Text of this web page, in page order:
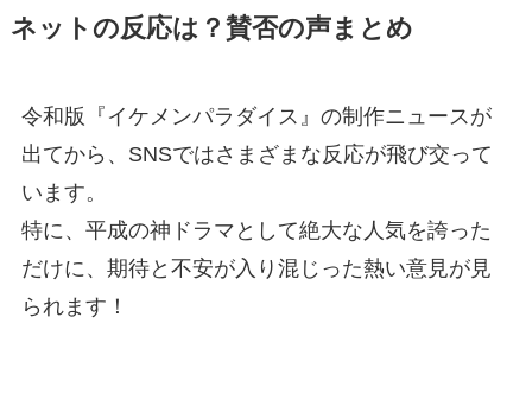
ネットの反応は？賛否の声まとめ
令和版『イケメンパラダイス』の制作ニュースが
出てから、SNSではさまざまな反応が飛び交って
います。
特に、平成の神ドラマとして絶大な人気を誇った
だけに、期待と不安が入り混じった熱い意見が見
られます！